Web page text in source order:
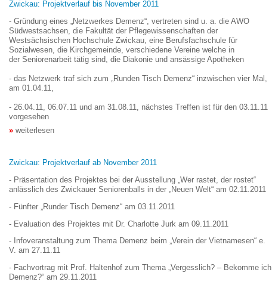
Zwickau: Projektverlauf bis November 2011
- Gründung eines „Netzwerkes Demenz“, vertreten sind u. a. die AWO
Südwestsachsen, die Fakultät der Pflegewissenschaften der
Westsächsischen Hochschule Zwickau, eine Berufsfachschule für
Sozialwesen, die Kirchgemeinde, verschiedene Vereine welche in
der Seniorenarbeit tätig sind, die Diakonie und ansässige Apotheken
- das Netzwerk traf sich zum „Runden Tisch Demenz“ inzwischen vier Mal,
am 01.04.11,
- 26.04.11, 06.07.11 und am 31.08.11, nächstes Treffen ist für den 03.11.11
vorgesehen
weiterlesen
Zwickau: Projektverlauf ab November 2011
- Präsentation des Projektes bei der Ausstellung „Wer rastet, der rostet“
anlässlich des Zwickauer Seniorenballs in der „Neuen Welt“ am 02.11.2011
- Fünfter „Runder Tisch Demenz“ am 03.11.2011
- Evaluation des Projektes mit Dr. Charlotte Jurk am 09.11.2011
- Infoveranstaltung zum Thema Demenz beim „Verein der Vietnamesen“ e.
V. am 27.11.11
- Fachvortrag mit Prof. Haltenhof zum Thema „Vergesslich? – Bekomme ich
Demenz?“ am 29.11.2011